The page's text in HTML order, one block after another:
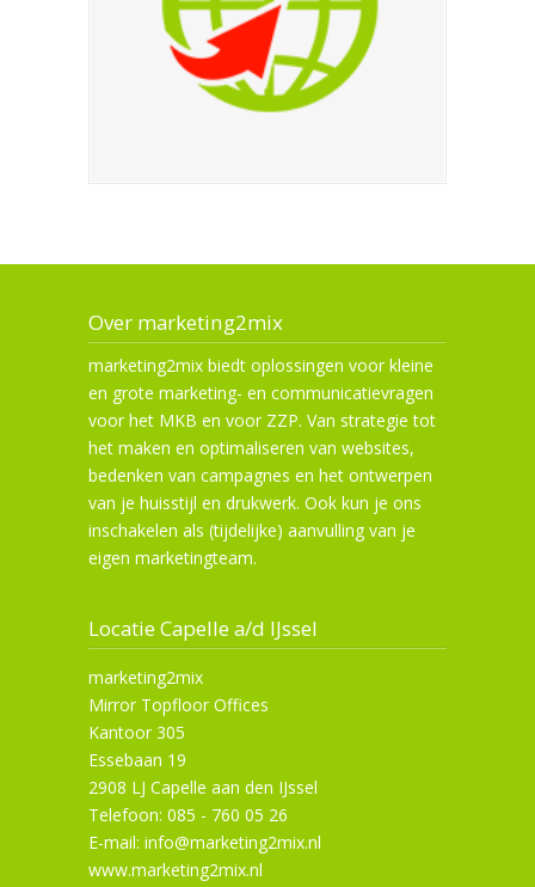
Over marketing2mix
marketing2mix biedt oplossingen voor kleine
en grote marketing- en communicatievragen
voor het MKB en voor ZZP. Van strategie tot
het maken en optimaliseren van websites,
bedenken van campagnes en het ontwerpen
van je huisstijl en drukwerk. Ook kun je ons
inschakelen als (tijdelijke) aanvulling van je
eigen marketingteam.
Locatie Capelle a/d IJssel
marketing2mix
Mirror Topfloor Offices
Kantoor 305
Essebaan 19
2908 LJ Capelle aan den IJssel
Telefoon: 085 - 760 05 26
E-mail: info@marketing2mix.nl
www.marketing2mix.nl